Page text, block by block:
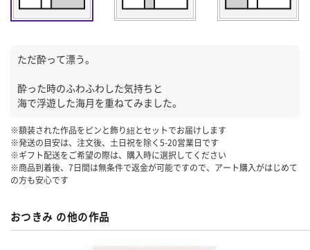
ただ酔って漂う。
酔った時のふわふわした気持ちと
海で浮遊した海月を重ねてみました。
※額装された作品をピンと飾り紐とセットでお届けします
※発送の目安は、注文後、土日祝を除く5-20営業日です
※ギフト配送をご希望の際は、購入時に選択してください
※商品到着後、7日間は無条件で返金が可能ですので、アート購入がはじめて
の方も安心です
おつきみ の他の作品